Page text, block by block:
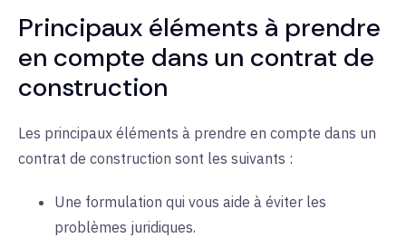
Principaux éléments à prendre
en compte dans un contrat de
construction
Les principaux éléments à prendre en compte dans un
contrat de construction sont les suivants :
Une formulation qui vous aide à éviter les
problèmes juridiques.